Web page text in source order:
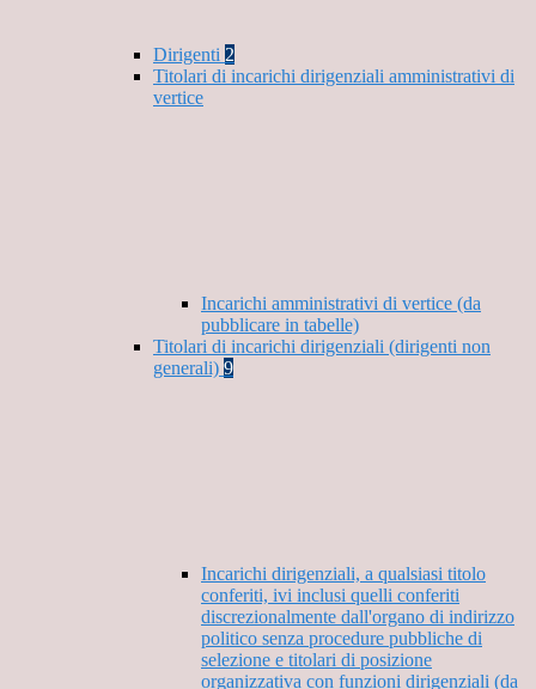
Dirigenti 2
Titolari di incarichi dirigenziali amministrativi di
vertice
Incarichi amministrativi di vertice (da
pubblicare in tabelle)
Titolari di incarichi dirigenziali (dirigenti non
generali) 9
Incarichi dirigenziali, a qualsiasi titolo
conferiti, ivi inclusi quelli conferiti
discrezionalmente dall'organo di indirizzo
politico senza procedure pubbliche di
selezione e titolari di posizione
organizzativa con funzioni dirigenziali (da